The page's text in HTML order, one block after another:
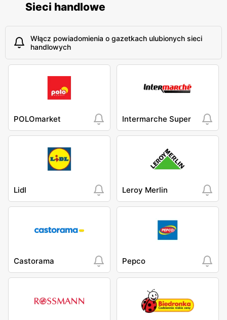
Sieci handlowe
Włącz powiadomienia o gazetkach ulubionych sieci
handlowych
POLOmarket Intermarche Super
Lidl Leroy Merlin
Castorama Pepco